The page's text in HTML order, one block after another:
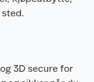
3D secure for